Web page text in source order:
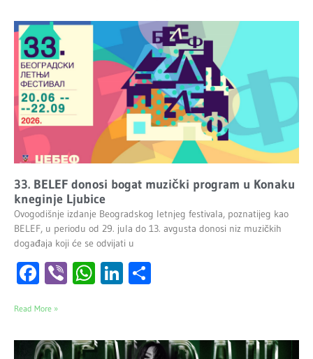
33. BELEF donosi bogat muzički program u Konaku
kneginje Ljubice
Ovogodišnje izdanje Beogradskog letnjeg festivala, poznatijeg kao
BELEF, u periodu od 29. jula do 13. avgusta donosi niz muzičkih
događaja koji će se odvijati u
Facebook
ViberWhatsApp
LinkedIn
Read More »